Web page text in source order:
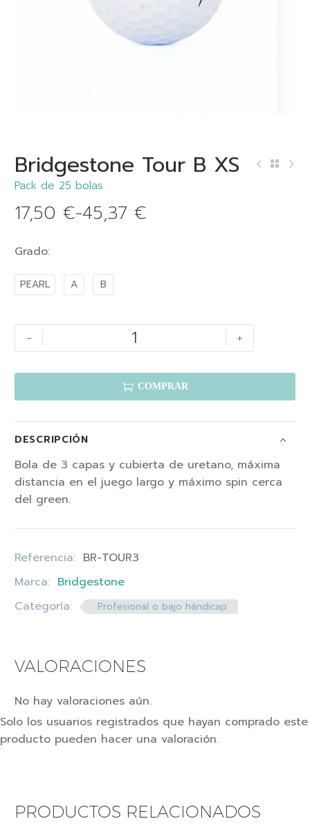
Bridgestone Tour B XS
Pack de 25 bolas
17,50 €-45,37 €
Grado
PEARL A B
- +
 COMPRAR
DESCRIPCIÓN
Bola de 3 capas y cubierta de uretano, máxima
distancia en el juego largo y máximo spin cerca
del green.
Referencia: BR-TOUR3
Marca: Bridgestone
Categoría:
Profesional o bajo hándicap
VALORACIONES
No hay valoraciones aún.
Solo los usuarios registrados que hayan comprado este
producto pueden hacer una valoración.
PRODUCTOS RELACIONADOS